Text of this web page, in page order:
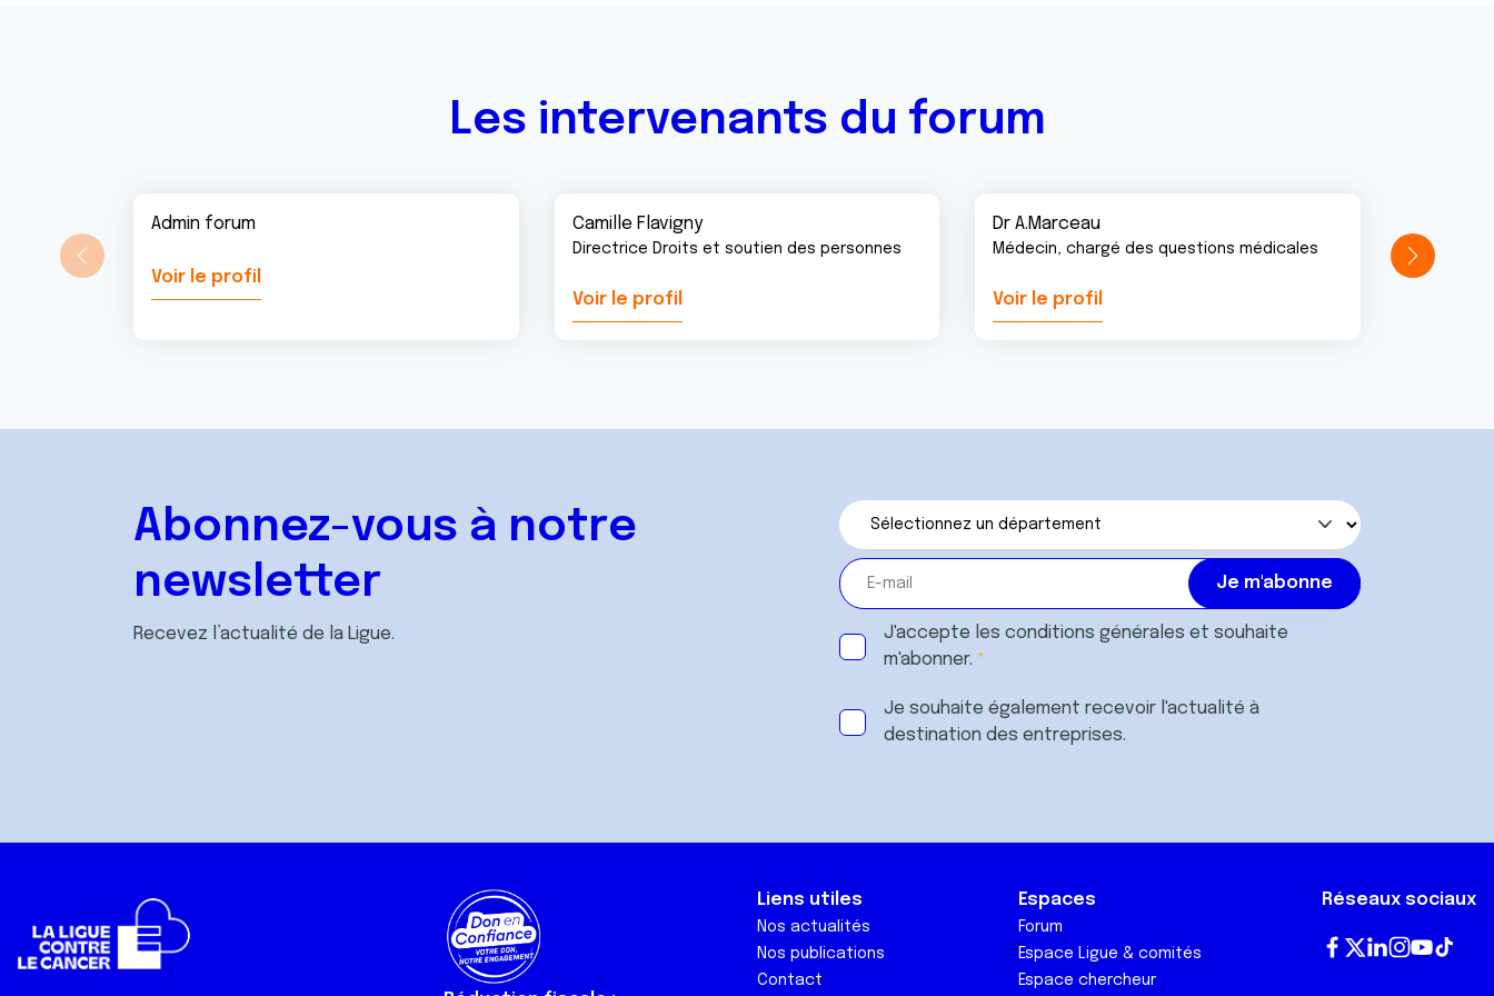
Les intervenants du forum
Admin forum
Voir le profil
Camille Flavigny
Directrice Droits et soutien des personnes
Voir le profil
Dr A.Marceau
Médecin, chargé des questions médicales
Voir le profil
Abonnez-vous à notre
newsletter
Recevez l’actualité de la Ligue. J'accepte les conditions générales et souhaite
m'abonner.
Je souhaite également recevoir l'actualité à
destination des entreprises.
Liens utiles
Nos actualités
Nos publications
Contact
Espaces
Forum
Espace Ligue & comités
Espace chercheur
Réseaux sociaux